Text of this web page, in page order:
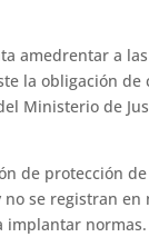
amedrentar a
la obligación de
Ministerio de
de protección
se registran
normas.